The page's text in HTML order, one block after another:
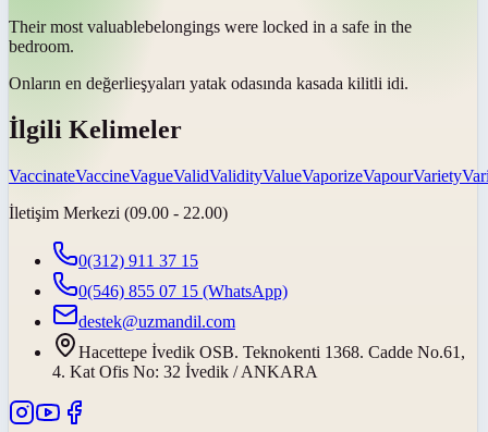
Their most valuablebelongings were locked in a safe in the
bedroom.
Onların en değerlieşyaları yatak odasında kasada kilitli idi.
İlgili Kelimeler
VaccinateVaccineVagueValidValidityValueVaporizeVapourVariety
İletişim Merkezi (09.00 - 22.00)
0(312) 911 37 15
0(546) 855 07 15 (WhatsApp)
destek@uzmandil.com
Hacettepe İvedik OSB. Teknokenti 1368. Cadde No.61,
4. Kat Ofis No: 32 İvedik / ANKARA